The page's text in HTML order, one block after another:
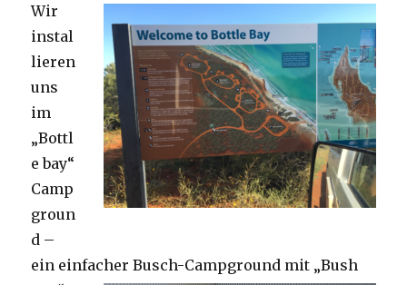
Wir
instal
lieren
uns
im
„Bottl
e bay“
Camp
groun
d –
ein einfacher Busch-Campground mit „Bush